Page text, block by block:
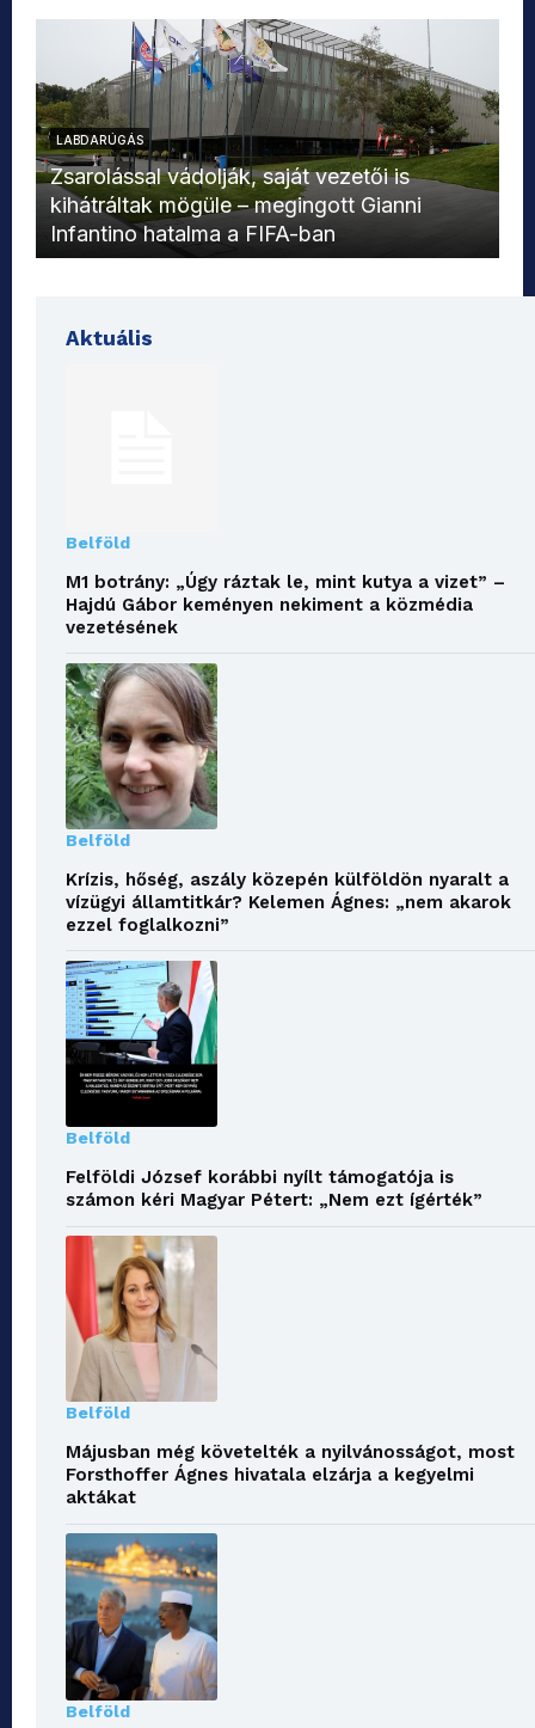
LABDARÚGÁS
Zsarolással vádolják, saját vezetői is
kihátráltak mögüle – megingott Gianni
Infantino hatalma a FIFA-ban
Aktuális
Belföld
M1 botrány: „Úgy ráztak le, mint kutya a vizet” –
Hajdú Gábor keményen nekiment a közmédia
vezetésének
Belföld
Krízis, hőség, aszály közepén külföldön nyaralt a
vízügyi államtitkár? Kelemen Ágnes: „nem akarok
ezzel foglalkozni”
Belföld
Felföldi József korábbi nyílt támogatója is
számon kéri Magyar Pétert: „Nem ezt ígérték”
Belföld
Májusban még követelték a nyilvánosságot, most
Forsthoffer Ágnes hivatala elzárja a kegyelmi
aktákat
Belföld